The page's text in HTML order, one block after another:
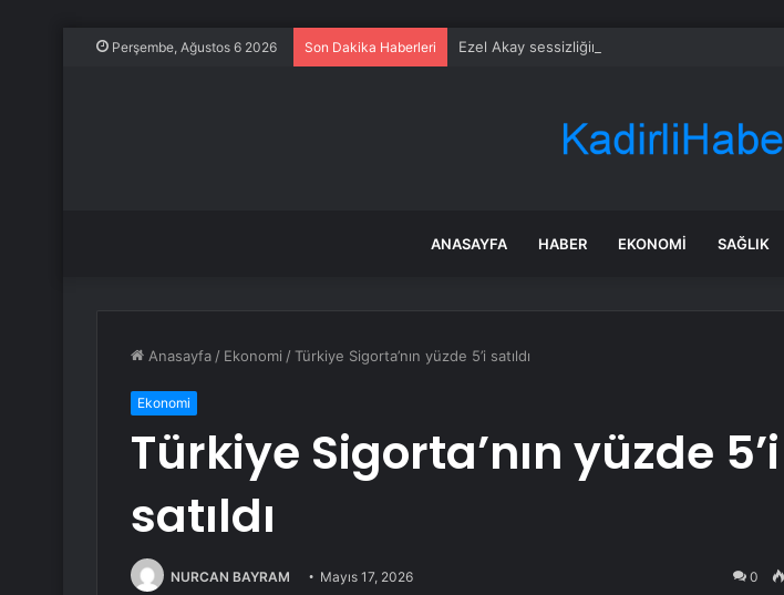
Perşembe, Ağustos 6 2026 Son Dakika Haberleri Ezel Akay sessizliğini bozdu: Dikkat çeken davet
ANASAYFA HABER EKONOMI SAĞLIK
Anasayfa / Ekonomi /Türkiye Sigorta’nın yüzde 5’i satıldı
Ekonomi
Türkiye Sigorta’nın yüzde 5’i
satıldı
NURCAN BAYRAM Mayıs 17, 2026 0